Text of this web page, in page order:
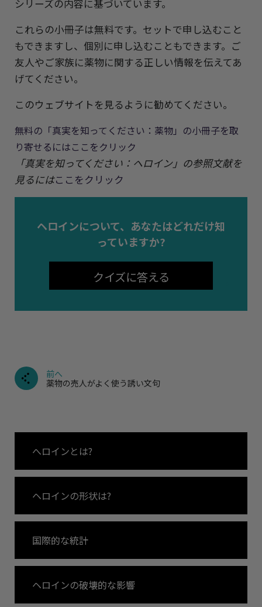
シリーズの内容に基づいています。
これらの小冊子は無料です。セットで申し込むこと
もできますし、個別に申し込むこともできます。ご
友人やご家族に薬物に関する正しい情報を伝えてあ
げてください。
このウェブサイトを見るように勧めてください。
無料の「真実を知ってください：薬物」の小冊子を取
り寄せるにはここをクリック
「真実を知ってください：ヘロイン」の参照文献を
見るにはここをクリック
ヘロインについて、あなたはどれだけ知
っていますか?
クイズに答える
前へ
薬物の売人がよく使う誘い文句
へロインとは?
ヘロインの形状は?
国際的な統計
ヘロインの破壊的な影響